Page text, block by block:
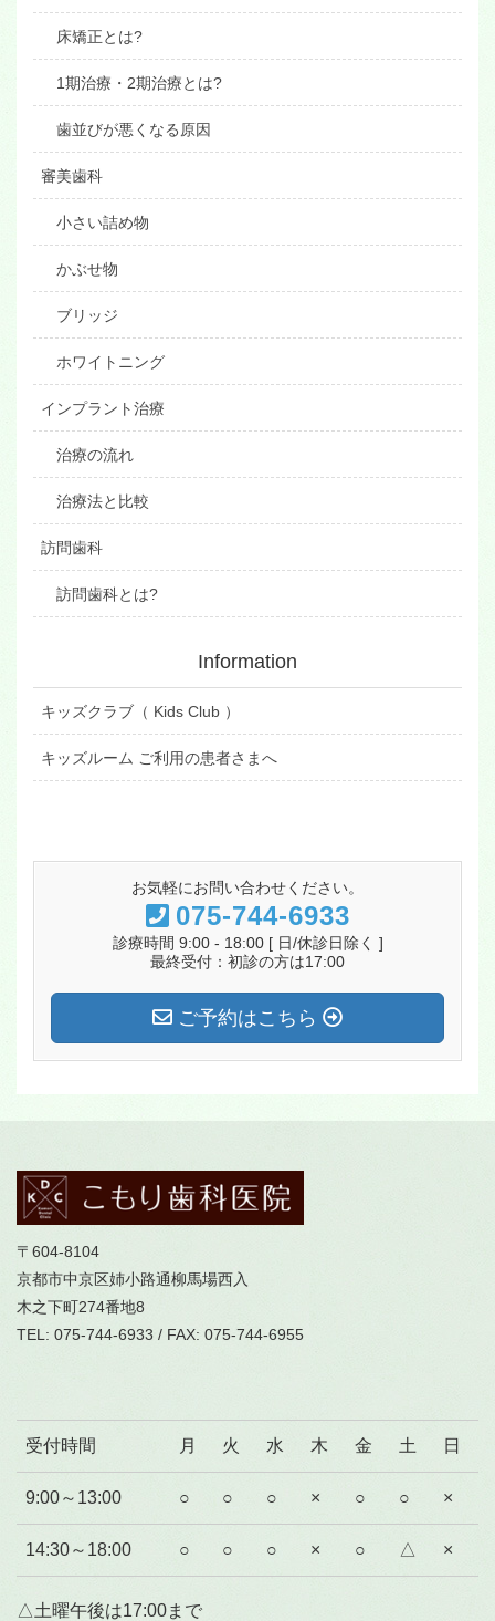
床矯正とは?
1期治療・2期治療とは?
歯並びが悪くなる原因
審美歯科
小さい詰め物
かぶせ物
ブリッジ
ホワイトニング
インプラント治療
治療の流れ
治療法と比較
訪問歯科
訪問歯科とは?
Information
キッズクラブ（ Kids Club ）
キッズルーム ご利用の患者さまへ
お気軽にお問い合わせください。
075-744-6933
診療時間 9:00 - 18:00 [ 日/休診日除く ]
最終受付：初診の方は17:00
ご予約はこちら
〒604-8104
京都市中京区姉小路通柳馬場西入
木之下町274番地8
TEL: 075-744-6933 / FAX: 075-744-6955
受付時間 月 火 水 木 金 土 日
9:00～13:00 ○ ○ ○ × ○ ○ ×
14:30～18:00 ○ ○ ○ × ○ △ ×
△土曜午後は17:00まで